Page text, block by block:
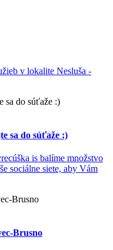
v lokalite Nesluša -
sa do súťaže :)
is balíme množstvo
sociálne siete, aby Vám
Brusno